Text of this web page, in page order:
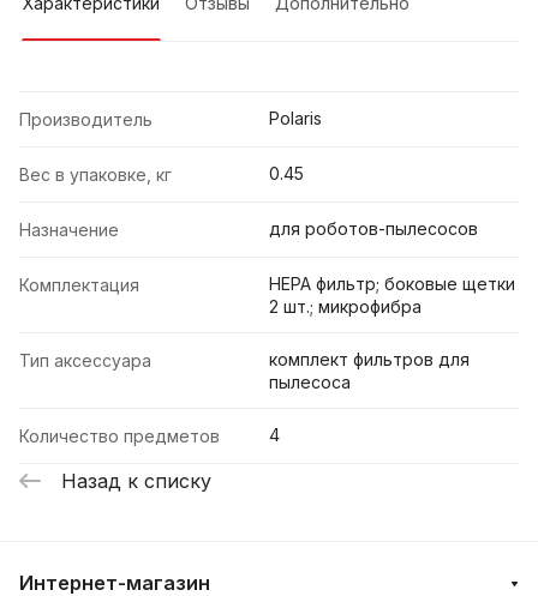
Производитель Polaris
Вес в упаковке, кг 0.45
Назначение для роботов-пылесосов
Комплектация
НЕРА фильтр; боковые щетки
2 шт.; микрофибра
Тип аксессуара
комплект фильтров для
пылесоса
Количество предметов 4
Назад к списку
Интернет-магазин